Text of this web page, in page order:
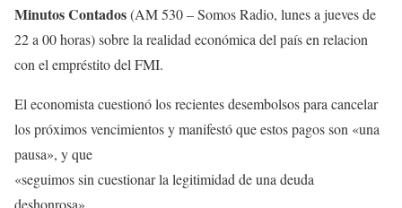
Minutos Contados(AM 530 – Somos Radio, lunes a jueves de
22 a 00 horas) sobre la realidad económica del país en relacion
con el empréstito del FMI.
El economista cuestionó los recientes desembolsos para cancelar
los próximos vencimientos y manifestó que estos pagos son «una
pausa», y que
«seguimos sin cuestionar la legitimidad de una deuda
deshonrosa».